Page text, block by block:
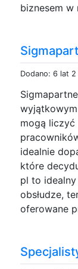
biznesem w
Dodano: 6 lat
mogą liczyć
idealnie
które
pl to
obsłudze,
oferowane